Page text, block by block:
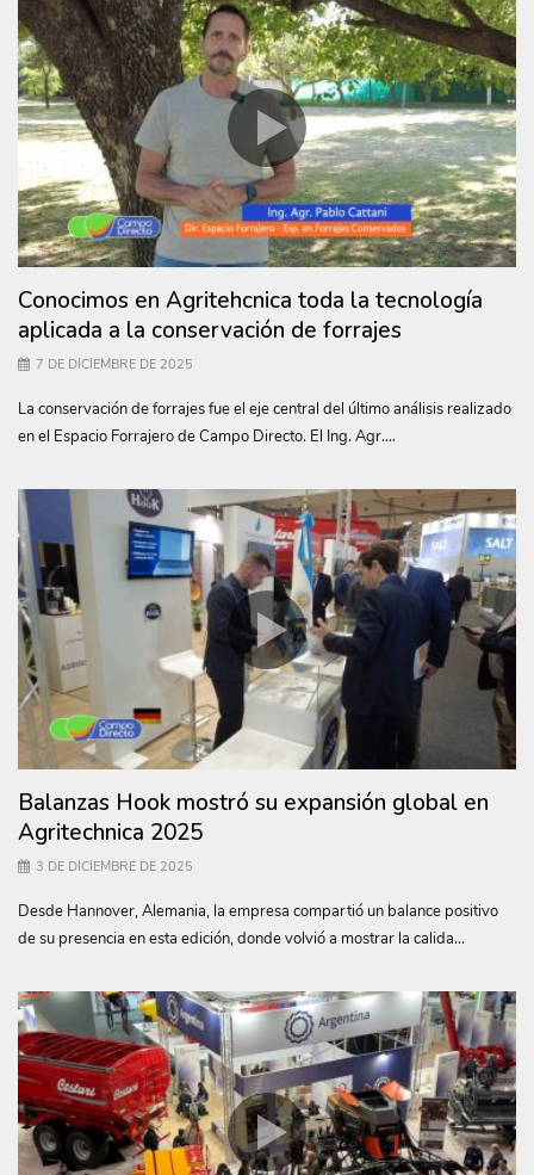
Conocimos en Agritehcnica toda la tecnología
aplicada a la conservación de forrajes
7 DE DICIEMBRE DE 2025
La conservación de forrajes fue el eje central del último análisis realizado
en el Espacio Forrajero de Campo Directo. El Ing. Agr....
Balanzas Hook mostró su expansión global en
Agritechnica 2025
3 DE DICIEMBRE DE 2025
Desde Hannover, Alemania, la empresa compartió un balance positivo
de su presencia en esta edición, donde volvió a mostrar la calida...